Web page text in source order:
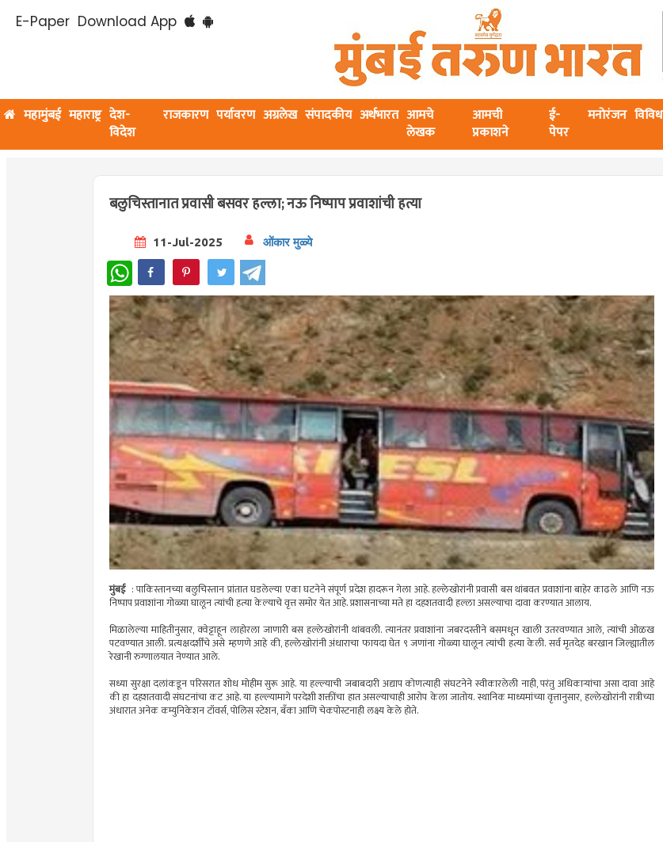
E-Paper Download App
महामुंबई महाराष्ट्र देश-
विदेश
राजकारण पर्यावरण अग्रलेख संपादकीय अर्थभारत आमचे
लेखक
आमची
प्रकाशने
ई-
पेपर
मनोरंजन विविध
बलुचिस्तानात प्रवासी बसवर हल्ला; नऊ निष्पाप प्रवाशांची हत्या
11-Jul-2025 ओंकार मुळ्ये
WhatsApp
मुंबई : पाकिस्तानच्या बलुचिस्तान प्रांतात घडलेल्या एका घटनेने संपूर्ण प्रदेश हादरून गेला आहे. हल्लेखोरांनी प्रवासी बस थांबवत प्रवाशांना बाहेर काढले आणि नऊ
निष्पाप प्रवाशांना गोळ्या घालून त्यांची हत्या केल्याचे वृत्त समोर येत आहे. प्रशासनाच्या मते हा दहशतवादी हल्ला असल्याचा दावा करण्यात आलाय.
मिळालेल्या माहितीनुसार, क्वेट्टाहून लाहोरला जाणारी बस हल्लेखोरांनी थांबवली. त्यानंतर प्रवाशांना जबरदस्तीने बसमधून खाली उतरवण्यात आले, त्यांची ओळख
पटवण्यात आली. प्रत्यक्षदर्शींचे असे म्हणणे आहे की, हल्लेखोरांनी अंधाराचा फायदा घेत ९ जणांना गोळ्या घालून त्यांची हत्या केली. सर्व मृतदेह बरखान जिल्ह्यातील
रेखानी रुग्णालयात नेण्यात आले.
सध्या सुरक्षा दलांकडून परिसरात शोध मोहीम सुरू आहे. या हल्ल्याची जबाबदारी अद्याप कोणत्याही संघटनेने स्वीकारलेली नाही, परंतु अधिकाऱ्यांचा असा दावा आहे
की हा दहशतवादी संघटनांचा कट आहे. या हल्ल्यामागे परदेशी शक्तींचा हात असल्याचाही आरोप केला जातोय. स्थानिक माध्यमांच्या वृत्तानुसार, हल्लेखोरांनी रात्रीच्या
अंधारात अनेक कम्युनिकेशन टॉवर्स, पोलिस स्टेशन, बँका आणि चेकपोस्टनाही लक्ष्य केले होते.